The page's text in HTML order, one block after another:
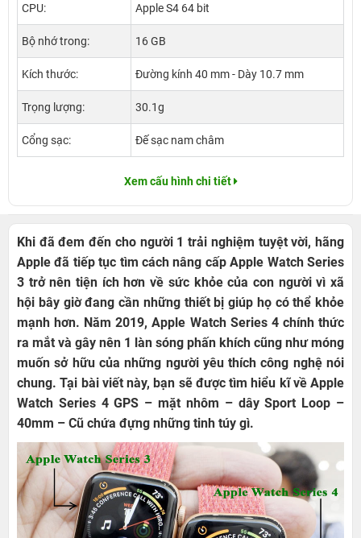
CPU: Apple S4 64 bit
Bộ nhớ trong: 16 GB
Kích thước: Đường kính 40 mm - Dày 10.7 mm
Trọng lượng: 30.1g
Cổng sạc: Đế sạc nam châm
Xem cấu hình chi tiết
Khi đã đem đến cho người 1 trải nghiệm tuyệt vời, hãng
Apple đã tiếp tục tìm cách nâng cấp Apple Watch Series
3 trở nên tiện ích hơn về sức khỏe của con người vì xã
hội bây giờ đang cần những thiết bị giúp họ có thể khỏe
mạnh hơn. Năm 2019, Apple Watch Series 4 chính thức
ra mắt và gây nên 1 làn sóng phấn khích cũng như móng
muốn sở hữu của những người yêu thích công nghệ nói
chung. Tại bài viết này, bạn sẽ được tìm hiểu kĩ về Apple
Watch Series 4 GPS – mặt nhôm – dây Sport Loop –
40mm – Cũ chứa đựng những tinh túy gì.